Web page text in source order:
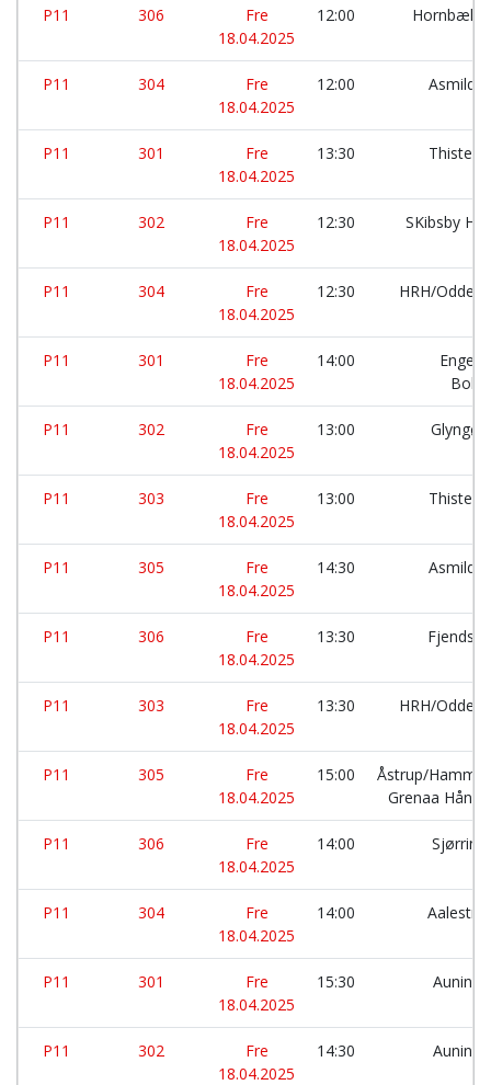
P11 306
Fre
18.04.2025
12:00 Hornbæk
P11 304
Fre
18.04.2025
12:00 Asmild
P11 301
Fre
18.04.2025
13:30 Thisted
P11 302
Fre
18.04.2025
12:30
SKibsby
P11 304
Fre
18.04.2025
12:30 HRH/
P11 301
Fre
18.04.2025
14:00
P11 302
Fre
18.04.2025
13:00
P11 303
Fre
18.04.2025
13:00 Thisted
P11 305
Fre
18.04.2025
14:30 Asmild
P11 306
Fre
18.04.2025
13:30 Fjends
P11 303
Fre
18.04.2025
13:30 HRH/
P11 305
Fre
18.04.2025
15:00
Åstrup/
Grenaa
P11 306
Fre
18.04.2025
14:00
P11 304
Fre
18.04.2025
14:00
P11 301
Fre
18.04.2025
15:30 Auning
P11 302
Fre
18.04.2025
14:30 Auning